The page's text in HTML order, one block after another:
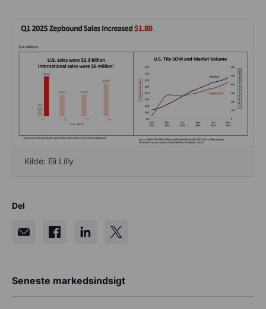
Kilde: Eli Lilly
Del
Seneste markedsindsigt